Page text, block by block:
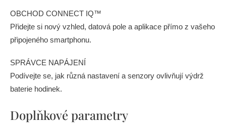
OBCHOD CONNECT IQ™
Přidejte si nový vzhled, datová pole a aplikace přímo z vašeho
připojeného smartphonu.
SPRÁVCE NAPÁJENÍ
Podívejte se, jak různá nastavení a senzory ovlivňují výdrž
baterie hodinek.
Doplňkové parametry